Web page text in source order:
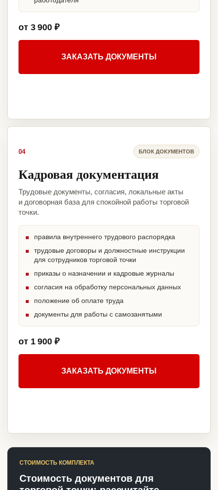
от 3 900 ₽
ЗАКАЗАТЬ ДОКУМЕНТЫ
04 БЛОК ДОКУМЕНТОВ
Кадровая документация
Трудовые документы, согласия, локальные акты
и договорная база для спокойной работы торговой
точки.
правила внутреннего трудового распорядка
трудовые договоры и должностные инструкции
для сотрудников торговой точки
приказы о назначении и кадровые журналы
согласия на обработку персональных данных
положение об оплате труда
документы для работы с самозанятыми
от 1 900 ₽
ЗАКАЗАТЬ ДОКУМЕНТЫ
СТОИМОСТЬ КОМПЛЕКТА
Стоимость документов для